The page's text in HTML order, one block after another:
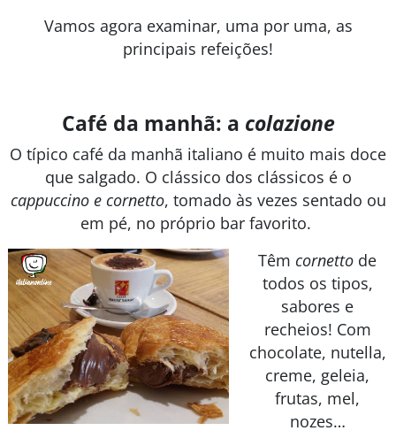
Vamos agora examinar, uma por uma, as
principais refeições!
Café da manhã: a colazione
O típico café da manhã italiano é muito mais doce
que salgado. O clássico dos clássicos é o
cappuccino e cornetto, tomado às vezes sentado ou
em pé, no próprio bar favorito.
Têm cornetto de
todos os tipos,
sabores e
recheios! Com
chocolate, nutella,
creme, geleia,
frutas, mel,
nozes…